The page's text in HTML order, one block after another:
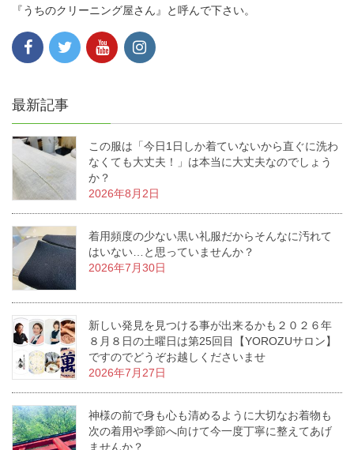
『うちのクリーニング屋さん』と呼んで下さい。
最新記事
この服は「今日1日しか着ていないから直ぐに洗わ
なくても大丈夫！」は本当に大丈夫なのでしょう
か？
2026年8月2日
着用頻度の少ない黒い礼服だからそんなに汚れて
はいない…と思っていませんか？
2026年7月30日
新しい発見を見つける事が出来るかも２０２６年
８月８日の土曜日は第25回目【YOROZUサロン】
ですのでどうぞお越しくださいませ
2026年7月27日
神様の前で身も心も清めるように大切なお着物も
次の着用や季節へ向けて今一度丁寧に整えてあげ
ませんか？